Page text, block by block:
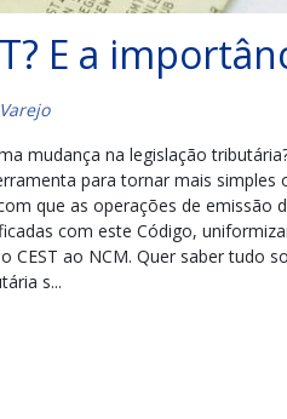
E a
Varejo
mudança na legislação
para tornar mais simples
que as operações de emissão
com este Código,
CEST ao NCM. Quer saber tudo
s...